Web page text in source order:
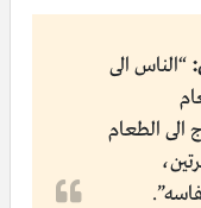
“الناس الى
الى الطعام